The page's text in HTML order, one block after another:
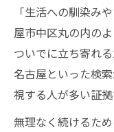
「生活への馴染み
屋市中区丸の内の
ついでに立ち寄れ
名古屋といった検
視する人が多い証拠
無理なく続けるた